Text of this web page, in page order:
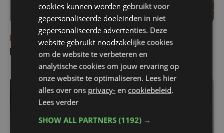
Programma's za 4 oktober | 12:00
Keukens De Abdij
cookies kunnen worden gebruikt voor
gepersonaliseerde doeleinden in niet
gepersonaliseerde advertenties. Deze
website gebruikt noodzakelijke cookies
om de website te verbeteren en
analytische cookies om jouw ervaring op
onze website te optimaliseren. Lees hier
alles over ons privacy- en cookiebeleid.
Lees verder
SHOW ALL PARTNERS(1192) →